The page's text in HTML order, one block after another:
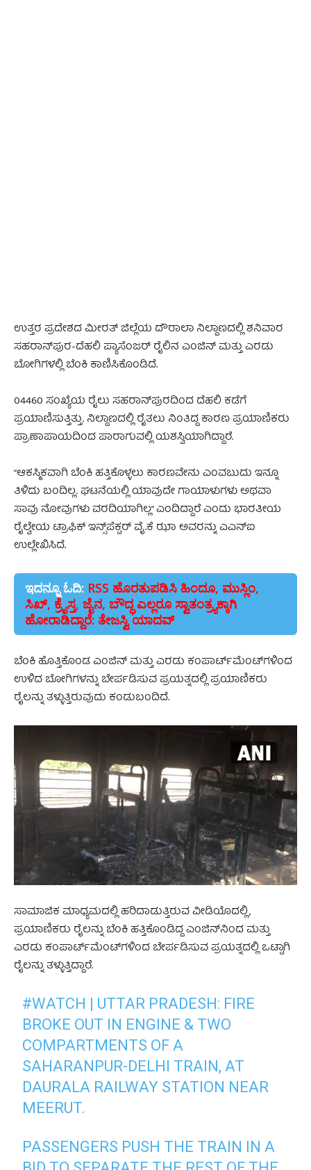
ಉತ್ತರ ಪ್ರದೇಶದ ಮೀರತ್ ಜಿಲ್ಲೆಯ ದೌರಾಲಾ ನಿಲ್ದಾಣದಲ್ಲಿ ಶನಿವಾರ
ಸಹರಾನ್‌ಪುರ-ದೆಹಲಿ ಪ್ಯಾಸೆಂಜರ್ ರೈಲಿನ ಎಂಜಿನ್ ಮತ್ತು ಎರಡು
ಬೋಗಿಗಳಲ್ಲಿ ಬೆಂಕಿ ಕಾಣಿಸಿಕೊಂಡಿದೆ.
04460 ಸಂಖ್ಯೆಯ ರೈಲು ಸಹರಾನ್‌ಪುರದಿಂದ ದೆಹಲಿ ಕಡೆಗೆ
ಪ್ರಯಾಣಿಸುತ್ತಿತ್ತು. ನಿಲ್ದಾಣದಲ್ಲಿ ರೈತಲು ನಿಂತಿದ್ದ ಕಾರಣ ಪ್ರಯಾಣಿಕರು
ಪ್ರಾಣಾಪಾಯದಿಂದ ಪಾರಾಗುವಲ್ಲಿ ಯಶಸ್ವಿಯಾಗಿದ್ದಾರೆ.
“ಆಕಸ್ಮಿಕವಾಗಿ ಬೆಂಕಿ ಹತ್ತಿಕೊಳ್ಳಲು ಕಾರಣವೇನು ಎಂವಬುದು ಇನ್ನೂ
ತಿಳಿದು ಬಂದಿಲ್ಲ. ಘಟನೆಯಲ್ಲಿ ಯಾವುದೇ ಗಾಯಾಳುಗಳು ಅಥವಾ
ಸಾವು ನೋವುಗಳು ವರದಿಯಾಗಿಲ್ಲ” ಎಂದಿದ್ದಾರೆ ಎಂದು ಭಾರತೀಯ
ರೈಲ್ವೇಯ ಟ್ರಾಫಿಕ್ ಇನ್ಸ್‌ಪೆಕ್ಟರ್ ವೈ.ಕೆ ಝಾ ಅವರನ್ನು ಎಎನ್‌ಐ
ಉಲ್ಲೇಖಿಸಿದೆ.
ಇದನ್ನೂ ಓದಿ: RSS ಹೊರತುಪಡಿಸಿ ಹಿಂದೂ, ಮುಸ್ಲಿಂ,
ಸಿಖ್, ಕ್ರೈಸ್ತ, ಜೈನ, ಬೌದ್ಧ ಎಲ್ಲರೂ ಸ್ವಾತಂತ್ರ್ಯಕ್ಕಾಗಿ
ಹೋರಾಡಿದ್ದಾರೆ: ತೇಜಸ್ವಿ ಯಾದವ್
ಬೆಂಕಿ ಹೊತ್ತಿಕೊಂಡ ಎಂಜಿನ್ ಮತ್ತು ಎರಡು ಕಂಪಾರ್ಟ್‌ಮೆಂಟ್‌ಗಳಿಂದ
ಉಳಿದ ಬೋಗಿಗಳನ್ನು ಬೇರ್ಪಡಿಸುವ ಪ್ರಯತ್ನದಲ್ಲಿ ಪ್ರಯಾಣಿಕರು
ರೈಲನ್ನು ತಳ್ಳುತ್ತಿರುವುದು ಕಂಡುಬಂದಿದೆ.
ಸಾಮಾಜಿಕ ಮಾಧ್ಯಮದಲ್ಲಿ ಹರಿದಾಡುತ್ತಿರುವ ವೀಡಿಯೊದಲ್ಲಿ,
ಪ್ರಯಾಣಿಕರು ರೈಲನ್ನು ಬೆಂಕಿ ಹತ್ತಿಕೊಂಡಿದ್ದ ಎಂಜಿನ್‌ನಿಂದ ಮತ್ತು
ಎರಡು ಕಂಪಾರ್ಟ್‌ಮೆಂಟ್‌ಗಳಿಂದ ಬೇರ್ಪಡಿಸುವ ಪ್ರಯತ್ನದಲ್ಲಿ ಒಟ್ಟಾಗಿ
ರೈಲನ್ನು ತಳ್ಳುತ್ತಿದ್ದಾರೆ.
#WATCH | UTTAR PRADESH: FIRE
BROKE OUT IN ENGINE & TWO
COMPARTMENTS OF A
SAHARANPUR-DELHI TRAIN, AT
DAURALA RAILWAY STATION NEAR
MEERUT.
PASSENGERS PUSH THE TRAIN IN A